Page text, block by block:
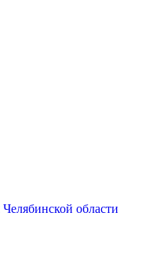
области